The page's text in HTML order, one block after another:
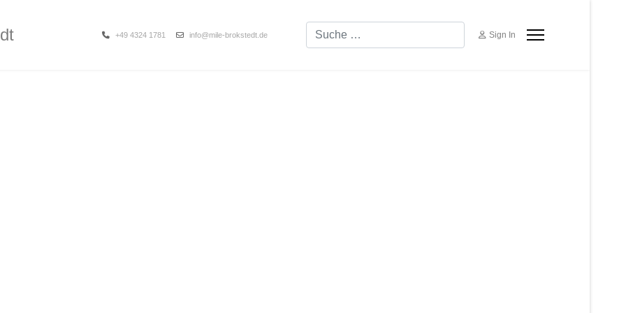
+49 4324 1781 info@mile-brokstedt.de
Suchen
Sign In